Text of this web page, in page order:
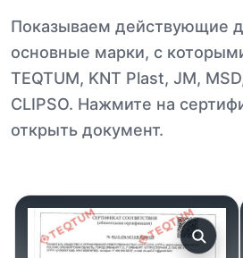
Показываем действующие
основные марки, с
TEQTUM, KNT Plast, JM,
CLIPSO. Нажмите на
открыть документ.